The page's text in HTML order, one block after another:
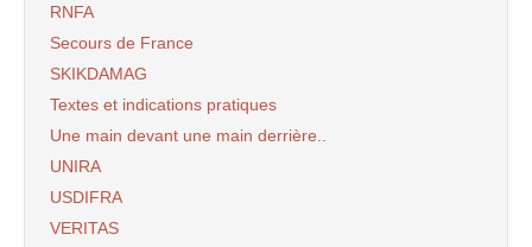
RNFA
Secours de France
SKIKDAMAG
Textes et indications pratiques
Une main devant une main derrière..
UNIRA
USDIFRA
VERITAS